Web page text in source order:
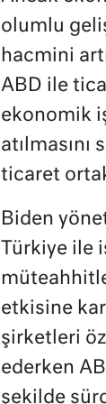
olumlu
hacmini
ABD ile
ekonomik
atılmasını
ticaret
Biden
Türkiye
etkisine
şirketleri
ederken
şekilde